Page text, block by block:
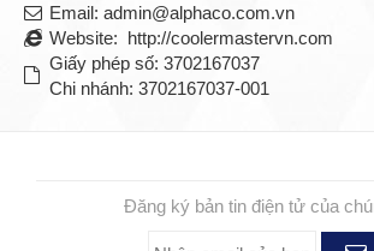
Email: admin@alphaco.com.vn
Website: http://coolermastervn.com
Giấy phép số: 3702167037
Chi nhánh: 3702167037-001
Đăng ký bản tin điện tử của